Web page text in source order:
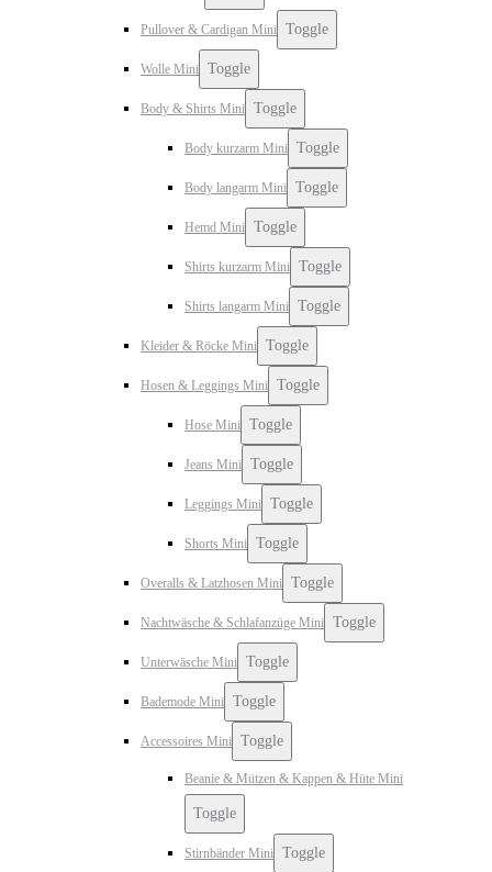
Pullover & Cardigan Mini Toggle
Wolle Mini Toggle
Body & Shirts Mini Toggle
Body kurzarm Mini Toggle
Body langarm Mini Toggle
Hemd Mini Toggle
Shirts kurzarm Mini Toggle
Shirts langarm Mini Toggle
Kleider & Röcke Mini Toggle
Hosen & Leggings Mini Toggle
Hose Mini Toggle
Jeans Mini Toggle
Leggings Mini Toggle
Shorts Mini Toggle
Overalls & Latzhosen Mini Toggle
Nachtwäsche & Schlafanzüge Mini Toggle
Unterwäsche Mini Toggle
Bademode Mini Toggle
Accessoires Mini Toggle
Beanie & Mützen & Kappen & Hüte Mini
Toggle
Stirnbänder Mini Toggle